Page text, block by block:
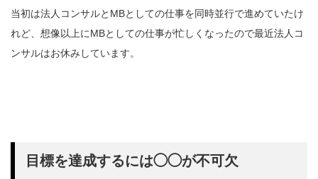
当初は法人コンサルとMBとしての仕事を同時並行で進めていたけ
れど、想像以上にMBとしての仕事が忙しくなったので最近法人コ
ンサルはお休みしています。
目標を達成するには◯◯が不可欠